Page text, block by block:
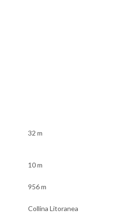
32 m
10 m
956 m
Collina Litoranea